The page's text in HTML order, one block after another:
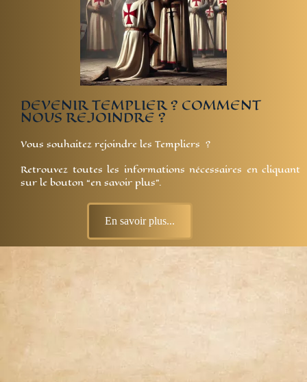
DEVENIR TEMPLIER ? COMMENT
NOUS REJOINDRE ?
Vous souhaitez rejoindre les Templiers ?
Retrouvez toutes les informations nécessaires en cliquant
sur le bouton “en savoir plus”.
En savoir plus...